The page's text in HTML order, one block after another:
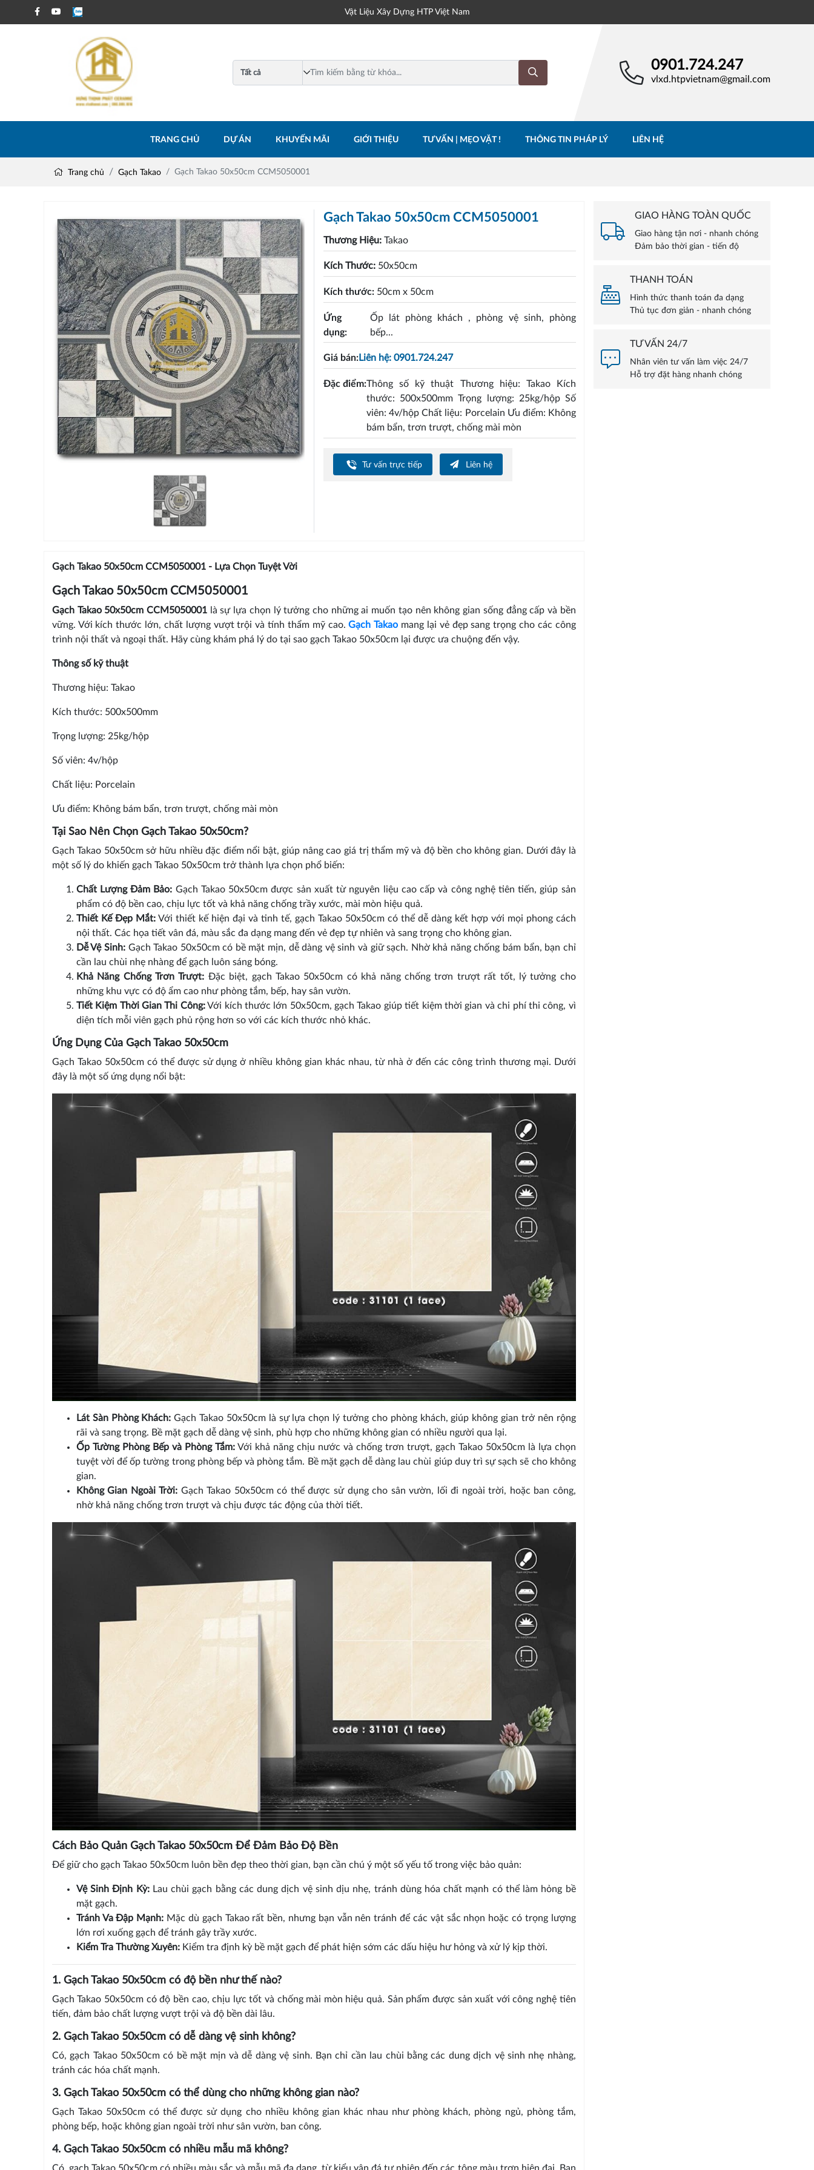
Vật Liệu Xây Dựng HTP Việt Nam
0901.724.247
vlxd.htpvietnam@gmail.com
TRANG CHỦ DỰ ÁN KHUYẾN MÃI GIỚI THIỆU TƯ VẤN | MẸO VẶT ! THÔNG TIN PHÁP LÝ LIÊN HỆ
Trang chủ Gạch Takao Gạch Takao 50x50cm CCM5050001
Gạch Takao 50x50cm CCM5050001
Thương Hiệu:Takao
Kích Thước: 50x50cm
Kích thước: 50cm x 50cm
Ứng
dụng:
Ốp lát phòng khách , phòng vệ sinh, phòng
bếp...
Giá bán:Liên hệ: 0901.724.247
Đặc điểm:Thông số kỹ thuật Thương hiệu: Takao Kích
thước: 500x500mm Trọng lượng: 25kg/hộp Số
viên: 4v/hộp Chất liệu: Porcelain Ưu điểm: Không
bám bẩn, trơn trượt, chống mài mòn
Tư vấn trực tiếp Liên hệ
Gạch Takao 50x50cm CCM5050001 - Lựa Chọn Tuyệt Vời
Gạch Takao 50x50cm CCM5050001
Gạch Takao 50x50cm CCM5050001là sự lựa chọn lý tưởng cho những ai muốn tạo nên không gian sống đẳng cấp và bền
vững. Với kích thước lớn, chất lượng vượt trội và tính thẩm mỹ cao.Gạch Takao mang lại vẻ đẹp sang trọng cho các công
trình nội thất và ngoại thất. Hãy cùng khám phá lý do tại sao gạch Takao 50x50cm lại được ưa chuộng đến vậy.
Thông số kỹ thuật
Thương hiệu: Takao
Kích thước: 500x500mm
Trọng lượng: 25kg/hộp
Số viên: 4v/hộp
Chất liệu: Porcelain
Ưu điểm: Không bám bẩn, trơn trượt, chống mài mòn
Tại Sao Nên Chọn Gạch Takao 50x50cm?
Gạch Takao 50x50cm sở hữu nhiều đặc điểm nổi bật, giúp nâng cao giá trị thẩm mỹ và độ bền cho không gian. Dưới đây là
một số lý do khiến gạch Takao 50x50cm trở thành lựa chọn phổ biến:
Chất Lượng Đảm Bảo: Gạch Takao 50x50cm được sản xuất từ nguyên liệu cao cấp và công nghệ tiên tiến, giúp sản
phẩm có độ bền cao, chịu lực tốt và khả năng chống trầy xước, mài mòn hiệu quả.
Thiết Kế Đẹp Mắt:Với thiết kế hiện đại và tinh tế, gạch Takao 50x50cm có thể dễ dàng kết hợp với mọi phong cách
nội thất. Các họa tiết vân đá, màu sắc đa dạng mang đến vẻ đẹp tự nhiên và sang trọng cho không gian.
Dễ Vệ Sinh:Gạch Takao 50x50cm có bề mặt mịn, dễ dàng vệ sinh và giữ sạch. Nhờ khả năng chống bám bẩn, bạn chỉ
cần lau chùi nhẹ nhàng để gạch luôn sáng bóng.
Khả Năng Chống Trơn Trượt: Đặc biệt, gạch Takao 50x50cm có khả năng chống trơn trượt rất tốt, lý tưởng cho
những khu vực có độ ẩm cao như phòng tắm, bếp, hay sân vườn.
Tiết Kiệm Thời Gian Thi Công:Với kích thước lớn 50x50cm, gạch Takao giúp tiết kiệm thời gian và chi phí thi công, vì
diện tích mỗi viên gạch phủ rộng hơn so với các kích thước nhỏ khác.
Ứng Dụng Của Gạch Takao 50x50cm
Gạch Takao 50x50cm có thể được sử dụng ở nhiều không gian khác nhau, từ nhà ở đến các công trình thương mại. Dưới
đây là một số ứng dụng nổi bật:
Lát Sàn Phòng Khách: Gạch Takao 50x50cm là sự lựa chọn lý tưởng cho phòng khách, giúp không gian trở nên rộng
rãi và sang trọng. Bề mặt gạch dễ dàng vệ sinh, phù hợp cho những không gian có nhiều người qua lại.
Ốp Tường Phòng Bếp và Phòng Tắm:Với khả năng chịu nước và chống trơn trượt, gạch Takao 50x50cm là lựa chọn
tuyệt vời để ốp tường trong phòng bếp và phòng tắm. Bề mặt gạch dễ dàng lau chùi giúp duy trì sự sạch sẽ cho không
gian.
Không Gian Ngoài Trời: Gạch Takao 50x50cm có thể được sử dụng cho sân vườn, lối đi ngoài trời, hoặc ban công,
nhờ khả năng chống trơn trượt và chịu được tác động của thời tiết.
Cách Bảo Quản Gạch Takao 50x50cm Để Đảm Bảo Độ Bền
Để giữ cho gạch Takao 50x50cm luôn bền đẹp theo thời gian, bạn cần chú ý một số yếu tố trong việc bảo quản:
Vệ Sinh Định Kỳ:Lau chùi gạch bằng các dung dịch vệ sinh dịu nhẹ, tránh dùng hóa chất mạnh có thể làm hỏng bề
mặt gạch.
Tránh Va Đập Mạnh: Mặc dù gạch Takao rất bền, nhưng bạn vẫn nên tránh để các vật sắc nhọn hoặc có trọng lượng
lớn rơi xuống gạch để tránh gây trầy xước.
Kiểm Tra Thường Xuyên:Kiểm tra định kỳ bề mặt gạch để phát hiện sớm các dấu hiệu hư hỏng và xử lý kịp thời.
1. Gạch Takao 50x50cm có độ bền như thế nào?
Gạch Takao 50x50cm có độ bền cao, chịu lực tốt và chống mài mòn hiệu quả. Sản phẩm được sản xuất với công nghệ tiên
tiến, đảm bảo chất lượng vượt trội và độ bền dài lâu.
2. Gạch Takao 50x50cm có dễ dàng vệ sinh không?
Có, gạch Takao 50x50cm có bề mặt mịn và dễ dàng vệ sinh. Bạn chỉ cần lau chùi bằng các dung dịch vệ sinh nhẹ nhàng,
tránh các hóa chất mạnh.
3. Gạch Takao 50x50cm có thể dùng cho những không gian nào?
Gạch Takao 50x50cm có thể được sử dụng cho nhiều không gian khác nhau như phòng khách, phòng ngủ, phòng tắm,
phòng bếp, hoặc không gian ngoài trời như sân vườn, ban công.
4. Gạch Takao 50x50cm có nhiều mẫu mã không?
GIAO HÀNG TOÀN QUỐC
Giao hàng tận nơi - nhanh chóng
Đảm bảo thời gian - tiến độ
THANH TOÁN
Hình thức thanh toán đa dạng
Thủ tục đơn giản - nhanh chóng
TƯ VẤN 24/7
Nhân viên tư vấn làm việc 24/7
Hỗ trợ đặt hàng nhanh chóng